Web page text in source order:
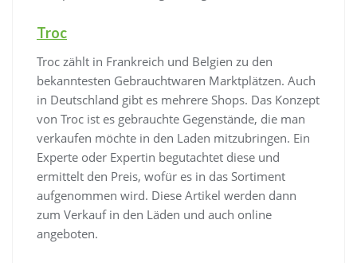
Troc
Troc zählt in Frankreich und Belgien zu den
bekanntesten Gebrauchtwaren Marktplätzen. Auch
in Deutschland gibt es mehrere Shops. Das Konzept
von Troc ist es gebrauchte Gegenstände, die man
verkaufen möchte in den Laden mitzubringen. Ein
Experte oder Expertin begutachtet diese und
ermittelt den Preis, wofür es in das Sortiment
aufgenommen wird. Diese Artikel werden dann
zum Verkauf in den Läden und auch online
angeboten.